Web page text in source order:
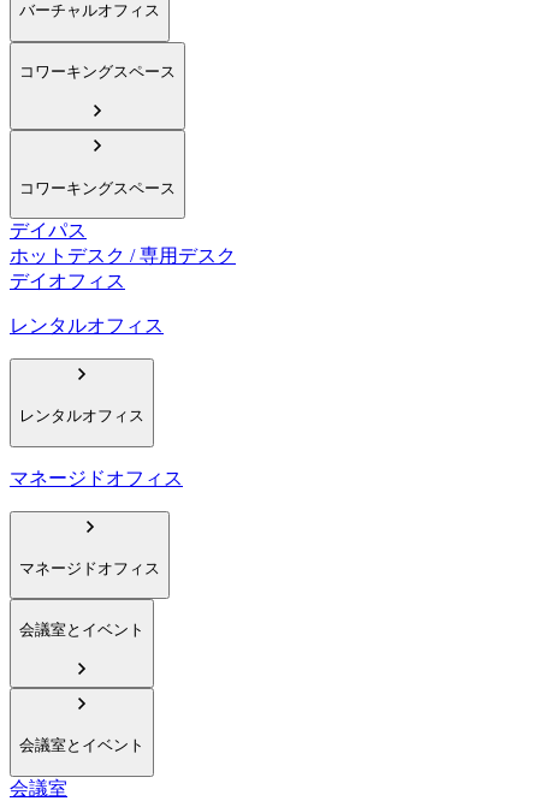
バーチャルオフィス
コワーキングスペース
コワーキングスペース
デイパス
ホットデスク / 専用デスク
デイオフィス
レンタルオフィス
レンタルオフィス
マネージドオフィス
マネージドオフィス
会議室とイベント
会議室とイベント
会議室